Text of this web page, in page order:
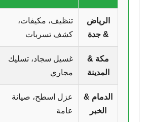
الرياض
& جدة
تنظيف، مكيفات،
كشف تسربات
مكة &
المدينة
غسيل سجاد، تسليك
مجاري
الدمام &
الخبر
عزل اسطح، صيانة
عامة